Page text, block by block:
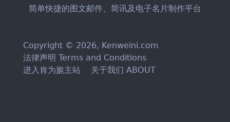
简单快捷的图文邮件、简讯及电子名片制作平台
Copyright © 2026, Kenweini.com
法律声明 Terms and Conditions
进入肯为旎主站
关于我们 ABOUT